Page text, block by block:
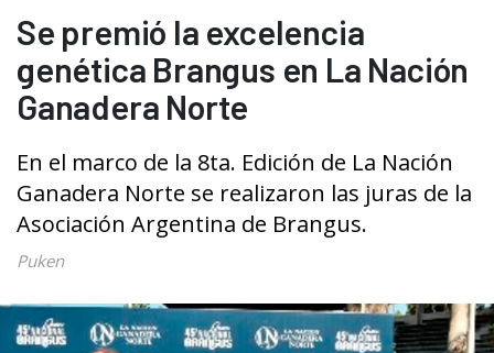
Se premió la excelencia
genética Brangus en La Nación
Ganadera Norte
En el marco de la 8ta. Edición de La Nación
Ganadera Norte se realizaron las juras de la
Asociación Argentina de Brangus.
Puken